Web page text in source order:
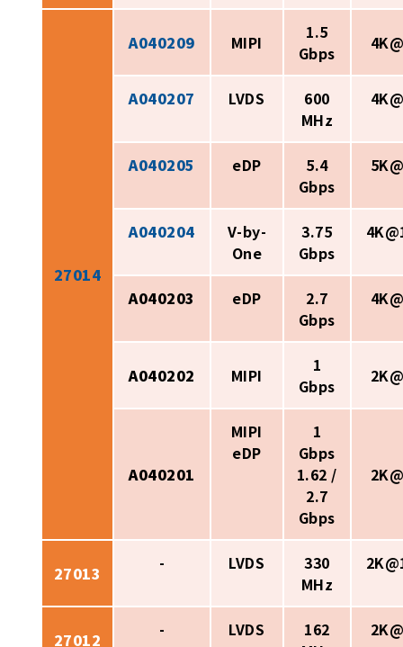
27014
A040209 MIPI
1.5
Gbps
A040207 LVDS
600
MHz
A040205 eDP
5.4
Gbps
A040204
V-by-
One
3.75
Gbps
A040203 eDP
2.7
Gbps
A040202 MIPI
1
Gbps
A040201
MIPI
eDP
1
Gbps
1.62 /
2.7
Gbps
27013 - LVDS
330
MHz
27012 - LVDS
162